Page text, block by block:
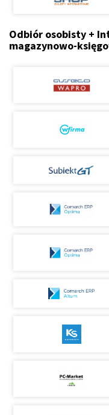
Odbiór osobisty +
magazynowo-